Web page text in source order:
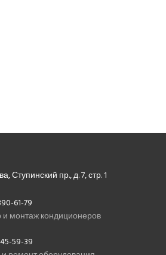
Ступинский пр., д. 7, стр. 1
61-79
монтаж кондиционеров
59-39